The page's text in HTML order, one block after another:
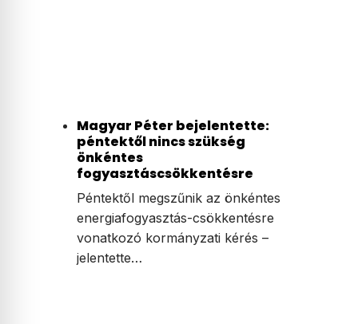
Magyar Péter bejelentette:
péntektől nincs szükség
önkéntes
fogyasztáscsökkentésre
Péntektől megszűnik az önkéntes
energiafogyasztás-csökkentésre
vonatkozó kormányzati kérés –
jelentette…